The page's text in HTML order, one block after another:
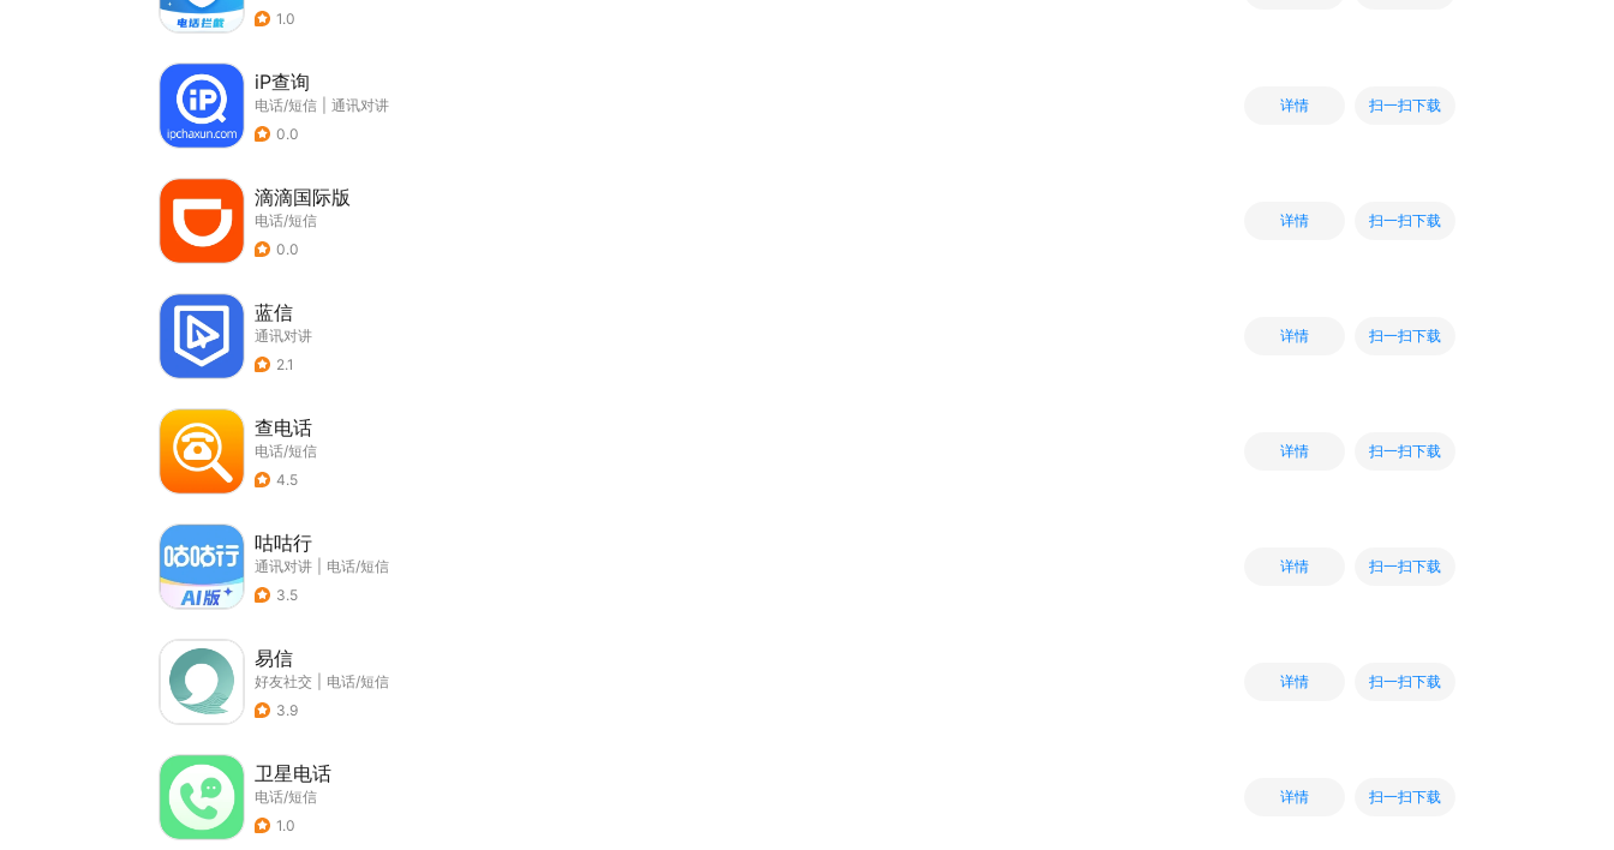
1.0
iP查询
电话/短信
通讯对讲
0.0
详情 扫一扫下载
滴滴国际版
电话/短信
0.0
详情 扫一扫下载
蓝信
通讯对讲
2.1
详情 扫一扫下载
查电话
电话/短信
4.5
详情 扫一扫下载
咕咕行
通讯对讲
电话/短信
3.5
详情 扫一扫下载
易信
好友社交
电话/短信
3.9
详情 扫一扫下载
卫星电话
电话/短信
1.0
详情 扫一扫下载